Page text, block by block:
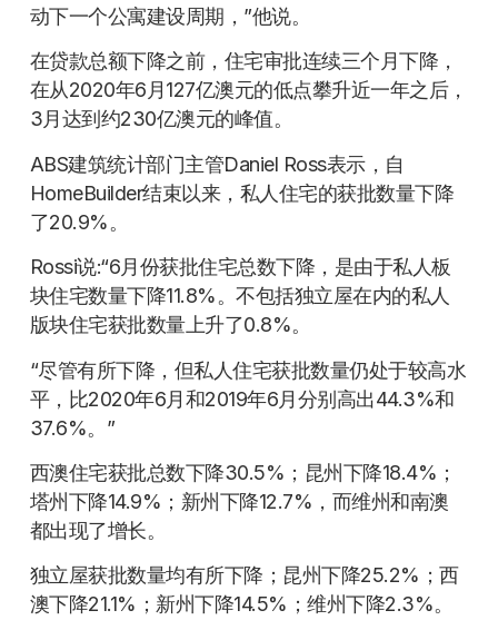
动下一个公寓建设周期，”他说。
在贷款总额下降之前，住宅审批连续三个月下降，
在从2020年6月127亿澳元的低点攀升近一年之后，
3月达到约230亿澳元的峰值。
ABS建筑统计部门主管Daniel Ross表示，自
HomeBuilder结束以来，私人住宅的获批数量下降
了20.9%。
Rossi说:“6月份获批住宅总数下降，是由于私人板
块住宅数量下降11.8%。不包括独立屋在内的私人
版块住宅获批数量上升了0.8%。
“尽管有所下降，但私人住宅获批数量仍处于较高水
平，比2020年6月和2019年6月分别高出44.3%和
37.6%。”
西澳住宅获批总数下降30.5%；昆州下降18.4%；
塔州下降14.9%；新州下降12.7%，而维州和南澳
都出现了增长。
独立屋获批数量均有所下降；昆州下降25.2%；西
澳下降21.1%；新州下降14.5%；维州下降2.3%。